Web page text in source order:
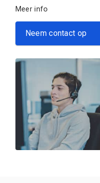
Meer info
Neem contact op